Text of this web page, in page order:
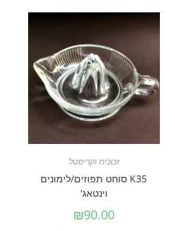
זכוכית וקריסטל
K35 סוחט תפוזים/לימונים
וינטאג'
₪90.00